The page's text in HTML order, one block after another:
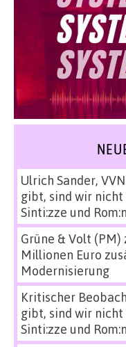
Ulrich Sander,
gibt, sind wir nicht
Sinti:zze und
Grüne & Volt (PM)
Millionen Euro
Modernisierung
Kritischer
gibt, sind wir nicht
Sinti:zze und